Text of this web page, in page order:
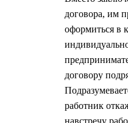
договора, им
оформиться в
договору
работник